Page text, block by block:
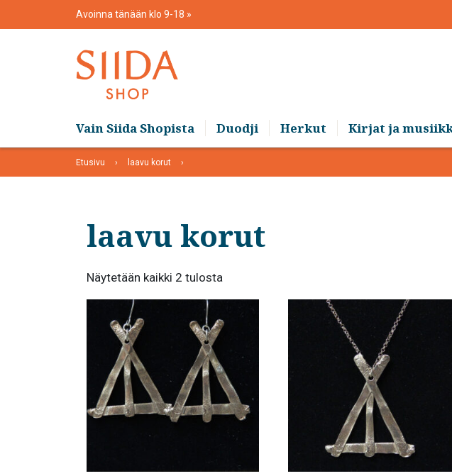
Avoinna tänään klo 9-18
Vain Siida Shopista Duodji Herkut Kirjat ja
Etusivu laavu korut
laavu korut
Näytetään kaikki 2 tulosta
ensin